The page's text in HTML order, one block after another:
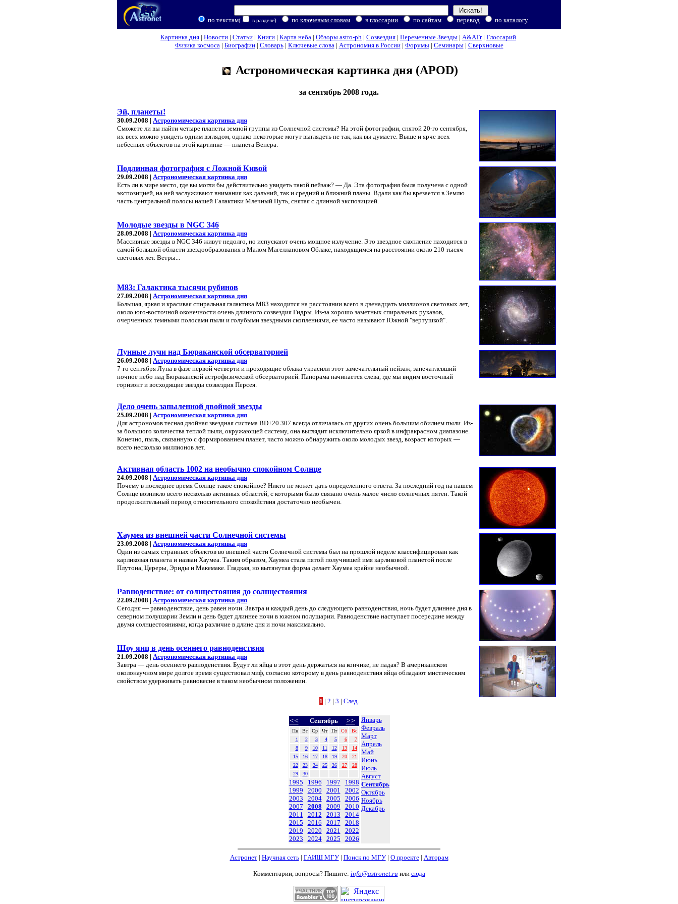
по текстам( в разделе) по ключевым словам в глоссарии по сайтам перевод по каталогу
Картинка дня | Новости | Статьи | Книги | Карта неба | Обзоры astro-ph | Созвездия | Переменные Звезды | A&ATr| Глоссарий
Физика космоса| Биографии| Словарь| Ключевые слова| Астрономия в России| Форумы| Семинары| Сверхновые
Астрономическая картинка дня (APOD)
за сентябрь 2008 года.
Эй, планеты!
30.09.2008 | Астрономическая картинка дня
Сможете ли вы найти четыре планеты земной группы из Солнечной системы? На этой фотографии, снятой 20-го сентября,
их всех можно увидеть одним взглядом, однако некоторые могут выглядеть не так, как вы думаете. Выше и ярче всех
небесных объектов на этой картинке — планета Венера.
Подлинная фотография с Ложной Кивой
29.09.2008 | Астрономическая картинка дня
Есть ли в мире место, где вы могли бы действительно увидеть такой пейзаж? — Да. Эта фотография была получена с одной
экспозицией, на ней заслуживают внимания как дальний, так и средний и ближний планы. Вдали как бы врезается в Землю
часть центральной полосы нашей Галактики Млечный Путь, снятая с длинной экспозицией.
Молодые звезды в NGC 346
28.09.2008 | Астрономическая картинка дня
Массивные звезды в NGC 346 живут недолго, но испускают очень мощное излучение. Это звездное скопление находится в
самой большой области звездообразования в Малом Магеллановом Облаке, находящимся на расстоянии около 210 тысяч
световых лет. Ветры...
M83: Галактика тысячи рубинов
27.09.2008 | Астрономическая картинка дня
Большая, яркая и красивая спиральная галактика M83 находится на расстоянии всего в двенадцать миллионов световых лет,
около юго-восточной оконечности очень длинного созвездия Гидры. Из-за хорошо заметных спиральных рукавов,
очерченных темными полосами пыли и голубыми звездными скоплениями, ее часто называют Южной "вертушкой".
Лунные лучи над Бюраканской обсерваторией
26.09.2008 | Астрономическая картинка дня
7-го сентября Луна в фазе первой четверти и проходящие облака украсили этот замечательный пейзаж, запечатлевший
ночное небо над Бюраканской астрофизической обсерваторией. Панорама начинается слева, где мы видим восточный
горизонт и восходящие звезды созвездия Персея.
Дело очень запыленной двойной звезды
25.09.2008 | Астрономическая картинка дня
Для астрономов тесная двойная звездная система BD+20 307 всегда отличалась от других очень большим обилием пыли. Из-
за большого количества теплой пыли, окружающей систему, она выглядит исключительно яркой в инфракрасном диапазоне.
Конечно, пыль, связанную с формированием планет, часто можно обнаружить около молодых звезд, возраст которых —
всего несколько миллионов лет.
Активная область 1002 на необычно спокойном Солнце
24.09.2008 | Астрономическая картинка дня
Почему в последнее время Солнце такое спокойное? Никто не может дать определенного ответа. За последний год на нашем
Солнце возникло всего несколько активных областей, с которыми было связано очень малое число солнечных пятен. Такой
продолжительный период относительного спокойствия достаточно необычен.
Хаумеа из внешней части Солнечной системы
23.09.2008 | Астрономическая картинка дня
Один из самых странных объектов во внешней части Солнечной системы был на прошлой неделе классифицирован как
карликовая планета и назван Хаумеа. Таким образом, Хаумеа стала пятой получившей имя карликовой планетой после
Плутона, Цереры, Эриды и Макемаке. Гладкая, но вытянутая форма делает Хаумеа крайне необычной.
Равноденствие: от солнцестояния до солнцестояния
22.09.2008 | Астрономическая картинка дня
Сегодня — равноденствие, день равен ночи. Завтра и каждый день до следующего равноденствия, ночь будет длиннее дня в
северном полушарии Земли и день будет длиннее ночи в южном полушарии. Равноденствие наступает посередине между
двумя солнцестояниями, когда различие в длине дня и ночи максимально.
Шоу яиц в день осеннего равноденствия
21.09.2008 | Астрономическая картинка дня
Завтра — день осеннего равноденствия. Будут ли яйца в этот день держаться на кончике, не падая? В американском
околонаучном мире долгое время существовал миф, согласно которому в день равноденствия яйца обладают мистическим
свойством удерживать равновесие в таком необычном положении.
1 | 2 | 3 | След.
<< Сентябрь >>
Пн Вт Ср Чт Пт Сб
Вс
1
2 3 4 5 6
7
8
9 10 11 12 13
14
15
16 17 18 19 20
21
22
23 24 25 26 27
28
29
30
1995 1996 1997
1998
1999
2000 2001
2002
2003
2004 2005
2006
2007
2008 2009
2010
2011
2012 2013
2014
2015
2016 2017
2018
2019
2020 2021
2022
2023
2024 2025 2026
Январь
Февраль
Март
Апрель
Май
Июнь
Июль
Август
Сентябрь
Октябрь
Ноябрь
Декабрь
Астронет| Научная сеть| ГАИШ МГУ| Поиск по МГУ| О проекте| Авторам
Комментарии, вопросы? Пишите: info@astronet.ru или сюда